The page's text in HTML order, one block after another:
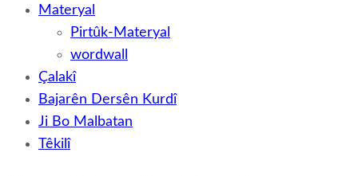
Materyal
Pirtûk-Materyal
wordwall
Çalakî
Bajarên Dersên Kurdî
Ji Bo Malbatan
Têkilî